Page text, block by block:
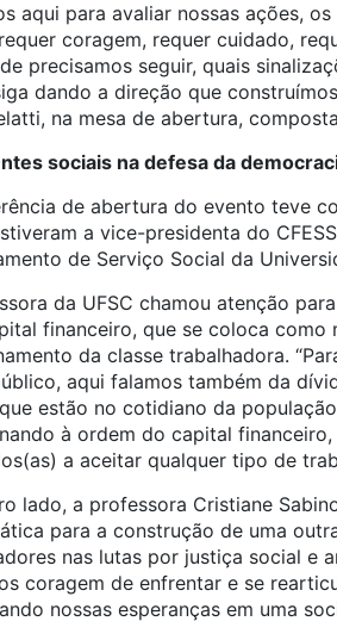
aqui para avaliar nossas ações,
coragem, requer cuidado,
precisamos seguir, quais
dando a direção que
na mesa de abertura,
sociais na defesa da
de abertura do evento teve
a vice-presidenta do
de Serviço Social da
da UFSC chamou atenção
financeiro, que se coloca
da classe trabalhadora.
aqui falamos também da
estão no cotidiano da
à ordem do capital
a aceitar qualquer tipo de
lado, a professora Cristiane
para a construção de uma
nas lutas por justiça social e
coragem de enfrentar e se
nossas esperanças em uma